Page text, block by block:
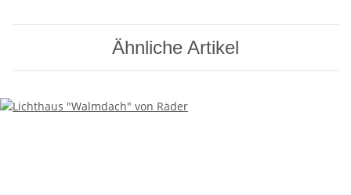
Ähnliche Artikel